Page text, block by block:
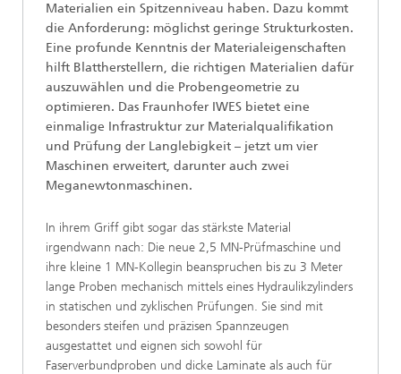
Materialien ein Spitzenniveau haben. Dazu kommt
die Anforderung: möglichst geringe Strukturkosten.
Eine profunde Kenntnis der Materialeigenschaften
hilft Blattherstellern, die richtigen Materialien dafür
auszuwählen und die Probengeometrie zu
optimieren. Das Fraunhofer IWES bietet eine
einmalige Infrastruktur zur Materialqualifikation
und Prüfung der Langlebigkeit – jetzt um vier
Maschinen erweitert, darunter auch zwei
Meganewtonmaschinen.
In ihrem Griff gibt sogar das stärkste Material
irgendwann nach: Die neue 2,5 MN-Prüfmaschine und
ihre kleine 1 MN-Kollegin beanspruchen bis zu 3 Meter
lange Proben mechanisch mittels eines Hydraulikzylinders
in statischen und zyklischen Prüfungen. Sie sind mit
besonders steifen und präzisen Spannzeugen
ausgestattet und eignen sich sowohl für
Faserverbundproben und dicke Laminate als auch für